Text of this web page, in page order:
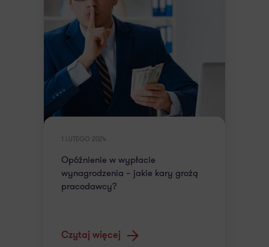
1 LUTEGO 2024
Opóźnienie w wypłacie
wynagrodzenia – jakie kary grożą
pracodawcy?
Czytaj więcej